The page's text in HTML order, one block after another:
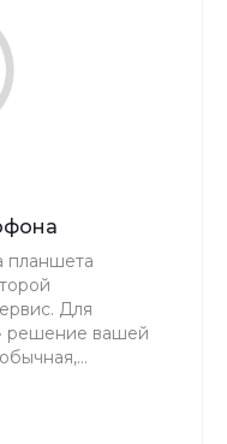
планшета
Для
решение вашей